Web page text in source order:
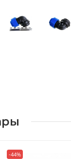
-44%